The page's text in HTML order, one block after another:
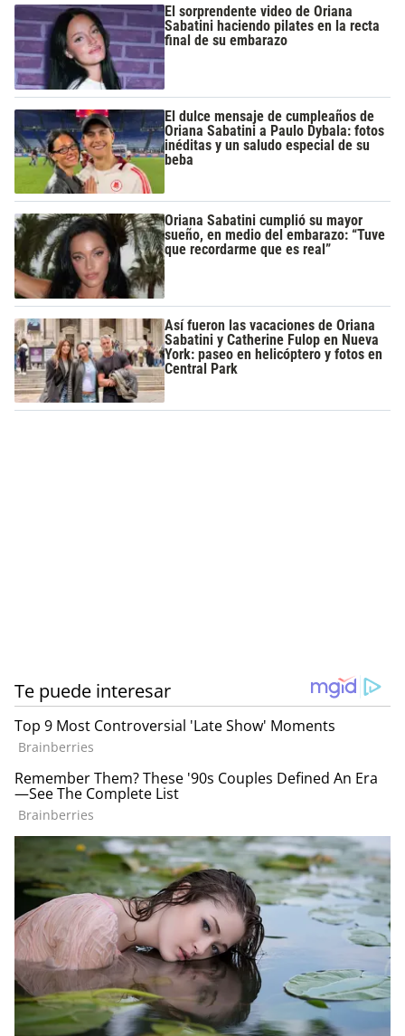
El sorprendente video de Oriana
Sabatini haciendo pilates en la recta
final de su embarazo
El dulce mensaje de cumpleaños de
Oriana Sabatini a Paulo Dybala: fotos
inéditas y un saludo especial de su
beba
Oriana Sabatini cumplió su mayor
sueño, en medio del embarazo: “Tuve
que recordarme que es real”
Así fueron las vacaciones de Oriana
Sabatini y Catherine Fulop en Nueva
York: paseo en helicóptero y fotos en
Central Park